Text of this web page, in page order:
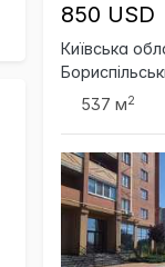
850 USD
Київська
537 м2